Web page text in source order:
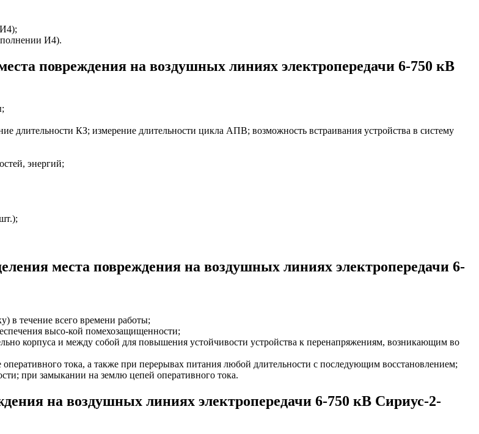
И4);
И4).
повреждения на воздушных линиях электропередачи 6-750 кВ
длительности КЗ; измерение длительности цикла АПВ; возможность встраивания устройства в систему
энергий;
места повреждения на воздушных линиях электропередачи 6-
в течение всего времени работы;
высо-кой помехозащищенности;
корпуса и между собой для повышения устойчивости устройства к перенапряжениям, возникающим во
тока, а также при перерывах питания любой длительности с последующим восстановлением;
при замыкании на землю цепей оперативного тока.
на воздушных линиях электропередачи 6-750 кВ Сириус-2-